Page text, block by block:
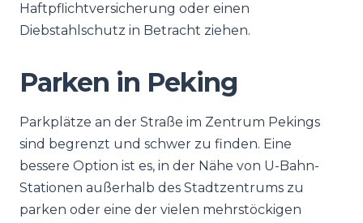
Haftpflichtversicherung oder einen
Diebstahlschutz in Betracht ziehen.
Parken in Peking
Parkplätze an der Straße im Zentrum Pekings
sind begrenzt und schwer zu finden. Eine
bessere Option ist es, in der Nähe von U-Bahn-
Stationen außerhalb des Stadtzentrums zu
parken oder eine der vielen mehrstöckigen